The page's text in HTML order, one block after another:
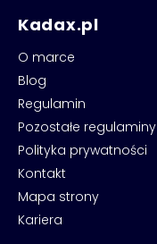
Kadax.pl
O marce
Blog
Regulamin
Pozostałe regulaminy
Polityka prywatności
Kontakt
Mapa strony
Kariera